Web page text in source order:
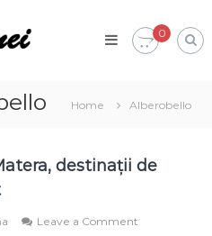
0
Home Alberobello
destinații de
Leave a Comment